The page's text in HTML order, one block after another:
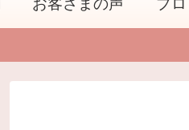
お客さまの声 プ